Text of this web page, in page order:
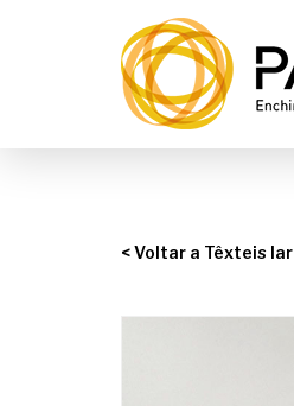
< Voltar a Têxteis lar